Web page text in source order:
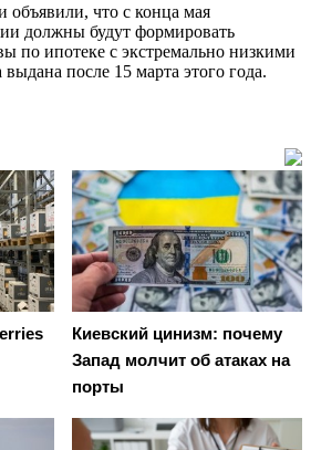
объявили, что с конца мая
должны будут формировать
по ипотеке с экстремально низкими
после 15 марта этого года.
Киевский цинизм: почему
Запад молчит об атаках на
порты